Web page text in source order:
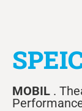
MOBIL .